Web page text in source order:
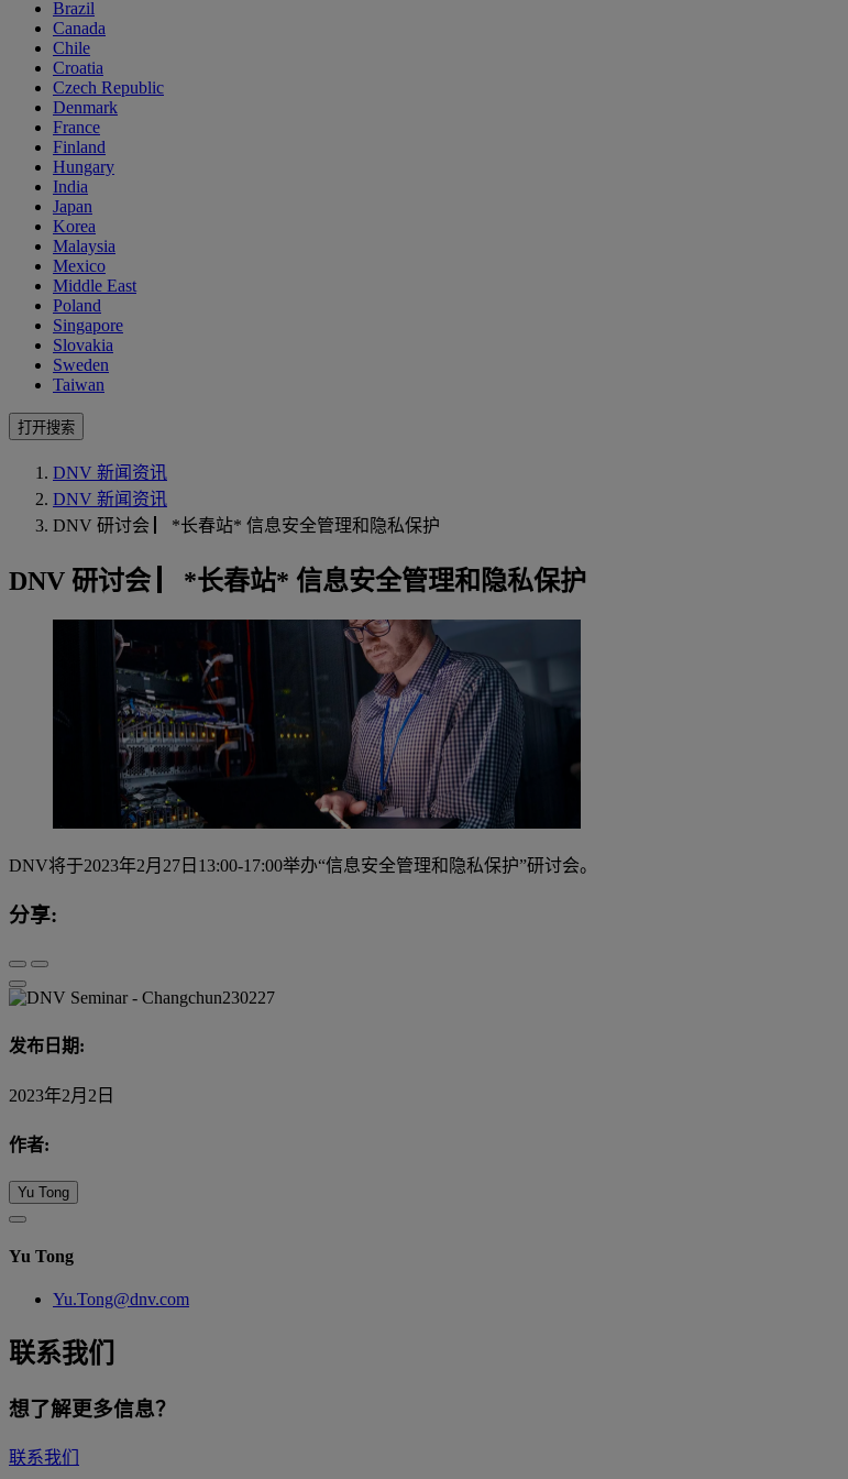
Brazil
Canada
Chile
Croatia
Czech Republic
Denmark
France
Finland
Hungary
India
Japan
Korea
Malaysia
Mexico
Middle East
Poland
Singapore
Slovakia
Sweden
Taiwan
打开搜索
DNV 新闻资讯
DNV 新闻资讯
DNV 研讨会 ▏*长春站* 信息安全管理和隐私保护
DNV 研讨会 ▏*长春站* 信息安全管理和隐私保护
DNV将于2023年2月27日13:00-17:00举办“信息安全管理和隐私保护”研讨会。
分享:
发布日期:
2023年2月2日
作者:
Yu Tong
Yu Tong
Yu.Tong@dnv.com
联系我们
想了解更多信息？
联系我们